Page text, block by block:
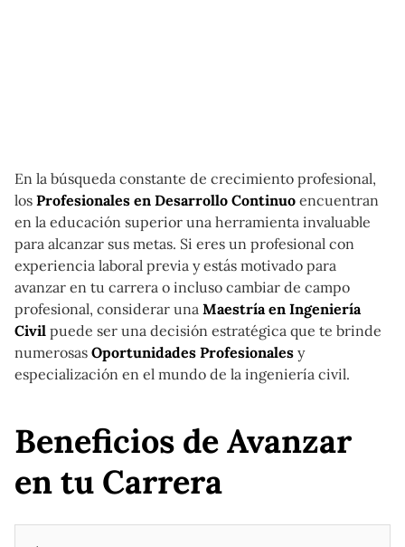
En la búsqueda constante de crecimiento profesional,
los Profesionales en Desarrollo Continuo encuentran
en la educación superior una herramienta invaluable
para alcanzar sus metas. Si eres un profesional con
experiencia laboral previa y estás motivado para
avanzar en tu carrera o incluso cambiar de campo
profesional, considerar una Maestría en Ingeniería
Civil puede ser una decisión estratégica que te brinde
numerosas Oportunidades Profesionales y
especialización en el mundo de la ingeniería civil.
Beneficios de Avanzar
en tu Carrera